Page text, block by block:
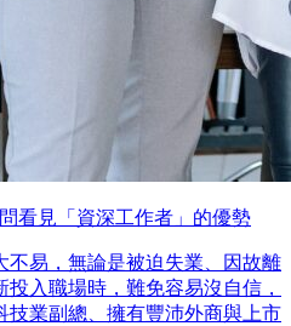
看見「資深工作者」的優勢
不易，無論是被迫失業、因故離
入職場時，難免容易沒自信，
技業副總、擁有豐沛外商與上市